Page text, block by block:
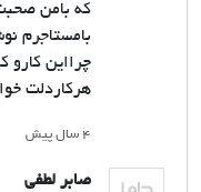
که بامن
بامستاجرم‌
چرااین کارو
هرکاردلت
۴ سال پیش
صابر لطفی